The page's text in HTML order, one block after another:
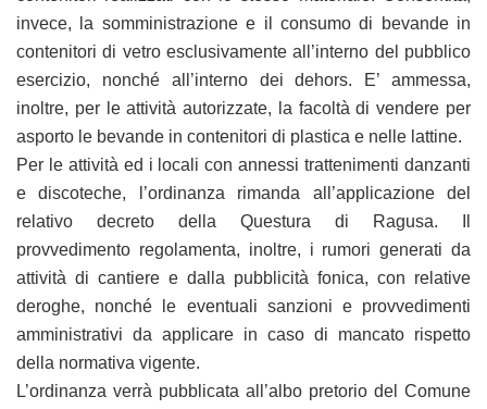
invece, la somministrazione e il consumo di bevande in
contenitori di vetro esclusivamente all’interno del pubblico
esercizio, nonché all’interno dei dehors. E’ ammessa,
inoltre, per le attività autorizzate, la facoltà di vendere per
asporto le bevande in contenitori di plastica e nelle lattine.
Per le attività ed i locali con annessi trattenimenti danzanti
e discoteche, l’ordinanza rimanda all’applicazione del
relativo decreto della Questura di Ragusa. Il
provvedimento regolamenta, inoltre, i rumori generati da
attività di cantiere e dalla pubblicità fonica, con relative
deroghe, nonché le eventuali sanzioni e provvedimenti
amministrativi da applicare in caso di mancato rispetto
della normativa vigente.
L’ordinanza verrà pubblicata all’albo pretorio del Comune